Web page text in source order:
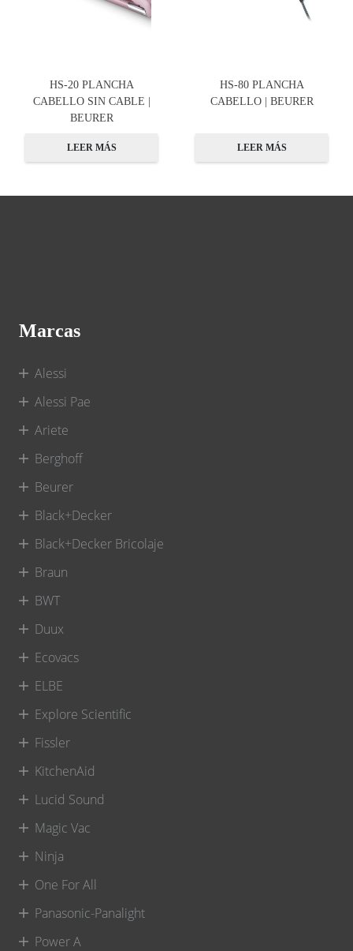
HS-20 PLANCHA
CABELLO SIN CABLE |
BEURER
LEER MÁS
HS-80 PLANCHA
CABELLO | BEURER
LEER MÁS
Marcas
Alessi
Alessi Pae
Ariete
Berghoff
Beurer
Black+Decker
Black+Decker Bricolaje
Braun
BWT
Duux
Ecovacs
ELBE
Explore Scientific
Fissler
KitchenAid
Lucid Sound
Magic Vac
Ninja
One For All
Panasonic-Panalight
Power A